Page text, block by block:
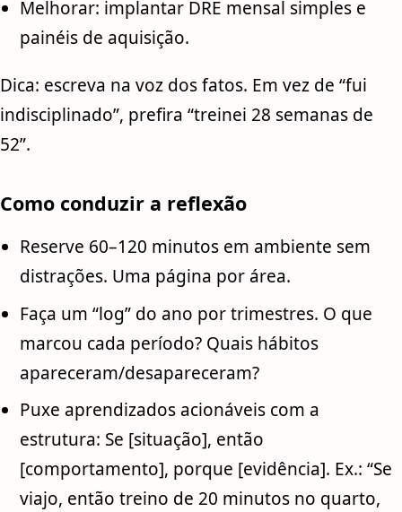
Melhorar: implantar DRE mensal simples e
painéis de aquisição.
Dica: escreva na voz dos fatos. Em vez de “fui
indisciplinado”, prefira “treinei 28 semanas de
52”.
Como conduzir a reflexão
Reserve 60–120 minutos em ambiente sem
distrações. Uma página por área.
Faça um “log” do ano por trimestres. O que
marcou cada período? Quais hábitos
apareceram/desapareceram?
Puxe aprendizados acionáveis com a
estrutura: Se [situação], então
[comportamento], porque [evidência]. Ex.: “Se
viajo, então treino de 20 minutos no quarto,